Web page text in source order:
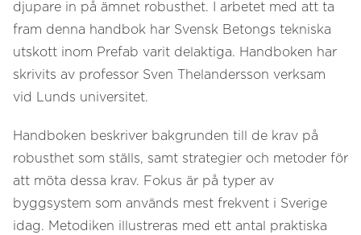
djupare in på ämnet robusthet. I arbetet med att ta
fram denna handbok har Svensk Betongs tekniska
utskott inom Prefab varit delaktiga. Handboken har
skrivits av professor Sven Thelandersson verksam
vid Lunds universitet.
Handboken beskriver bakgrunden till de krav på
robusthet som ställs, samt strategier och metoder för
att möta dessa krav. Fokus är på typer av
byggsystem som används mest frekvent i Sverige
idag. Metodiken illustreras med ett antal praktiska